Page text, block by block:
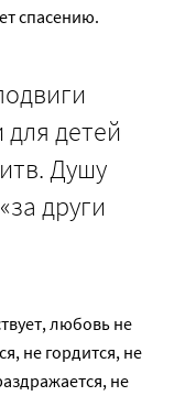
спасению.
детей
Душу
други
любовь не
не гордится, не
не